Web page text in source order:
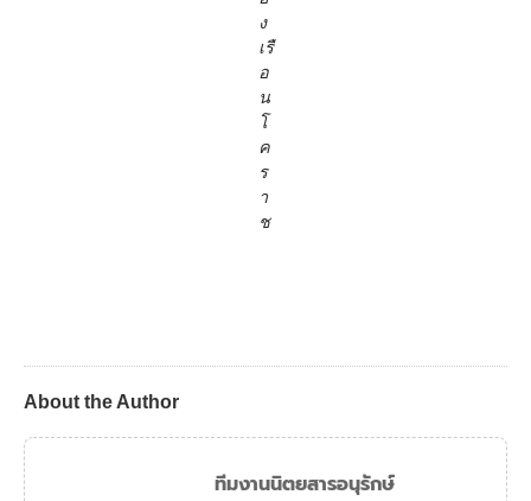
ง
เรื
อ
น
โ
ค
ร
า
ช
About the Author
ทีมงานนิตยสารอนุรักษ์